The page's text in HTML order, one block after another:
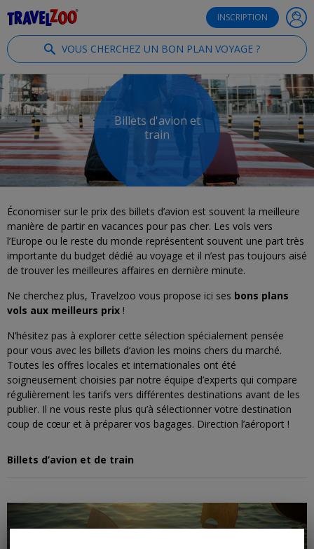
INSCRIPTION
VOUS CHERCHEZ UN BON PLAN VOYAGE ?
Billets d'avion et
train
Économiser sur le prix des billets d’avion est souvent la meilleure
manière de partir en vacances pour pas cher. Les vols vers
l’Europe ou le reste du monde représentent souvent une part très
importante du budget dédié au voyage et il n’est pas toujours aisé
de trouver les meilleures affaires en dernière minute.
Ne cherchez plus, Travelzoo vous propose ici ses bons plans
vols aux meilleurs prix !
N’hésitez pas à explorer cette sélection spécialement pensée
pour vous avec les billets d’avion les moins chers du marché.
Toutes les offres locales et internationales ont été
soigneusement choisies par notre équipe d’experts qui compare
régulièrement les tarifs vers différentes destinations avant de les
publier. Il ne vous reste plus qu’à sélectionner votre destination
coup de cœur et à préparer vos bagages. Direction l’aéroport !
Billets d’avion et de train